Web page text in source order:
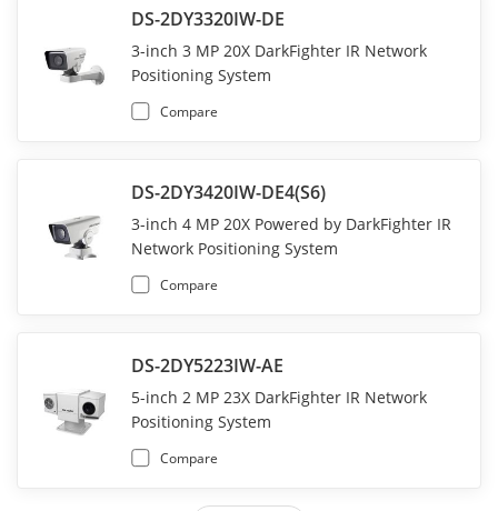
DS-2DY3320IW-DE
3-inch 3 MP 20X DarkFighter IR Network
Positioning System
Compare
DS-2DY3420IW-DE4(S6)
3-inch 4 MP 20X Powered by DarkFighter IR
Network Positioning System
Compare
DS-2DY5223IW-AE
5-inch 2 MP 23X DarkFighter IR Network
Positioning System
Compare